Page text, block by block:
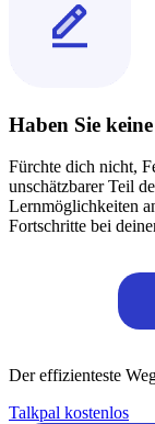
Haben Sie
Fürchte dich nicht,
unschätzbarer Teil
Lernmöglichkeiten
Fortschritte bei
Der effizienteste
Talkpal kostenlos